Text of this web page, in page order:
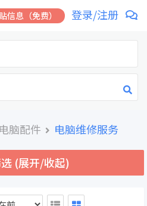
贴信息（免费） 登录/注册
电脑配件 电脑维修服务
(展开/收起)